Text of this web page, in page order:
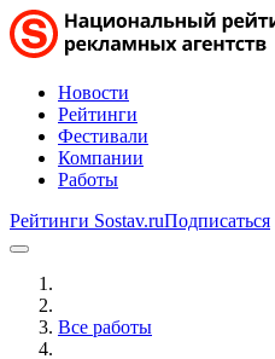
Новости
Рейтинги
Фестивали
Компании
Работы
Рейтинги Sostav.ruПодписаться
Все работы